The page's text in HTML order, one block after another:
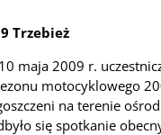
Trzebież
maja 2009 r.
motocyklowego
na terenie
się spotkanie